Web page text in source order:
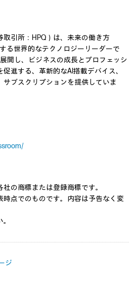
取引所：HPQ）は、未来の働き方
る世界的なテクノロジーリーダーで
開し、ビジネスの成長とプロフェッシ
進する、革新的なAI搭載デバイス、
サブスクリプションを提供していま
の商標または登録商標です。
時点でのものです。内容は予告なく変
ジ